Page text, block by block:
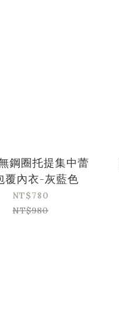
鋼圈托提集中蕾
覆內衣-灰藍色
NT$780
NT$980